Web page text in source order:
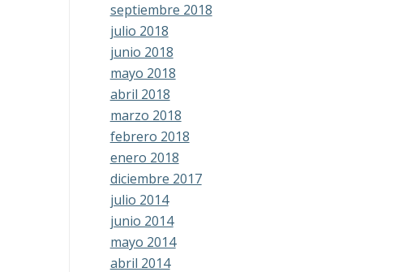
septiembre 2018
julio 2018
junio 2018
mayo 2018
abril 2018
marzo 2018
febrero 2018
enero 2018
diciembre 2017
julio 2014
junio 2014
mayo 2014
abril 2014